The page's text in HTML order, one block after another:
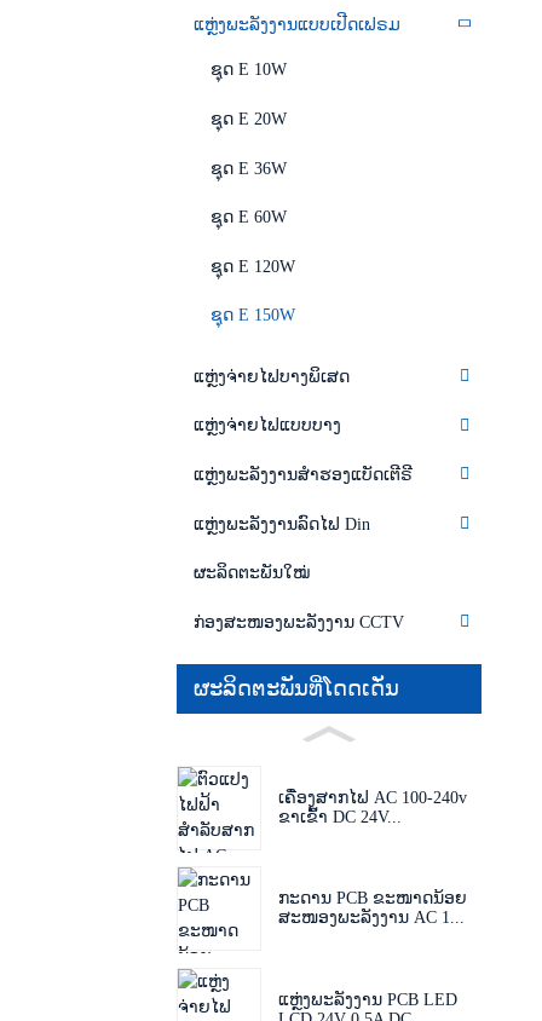
ແຫຼ່ງພະລັງງານແບບເປີດເຟຣມ
ຊຸດ E 10W
ຊຸດ E 20W
ຊຸດ E 36W
ຊຸດ E 60W
ຊຸດ E 120W
ຊຸດ E 150W
ແຫຼ່ງຈ່າຍໄຟບາງພິເສດ
ແຫຼ່ງຈ່າຍໄຟແບບບາງ
ແຫຼ່ງພະລັງງານສຳຮອງແບັດເຕີຣີ
ແຫຼ່ງພະລັງງານລົດໄຟ Din
ຜະລິດຕະພັນໃໝ່
ກ່ອງສະໜອງພະລັງງານ CCTV
ຜະລິດຕະພັນທີ່ໂດດເດັ່ນ
ເຄື່ອງສາກໄຟ AC 100-240v
ຂາເຂົ້າ DC 24V...
ກະດານ PCB ຂະໜາດນ້ອຍ
ສະໜອງພະລັງງານ AC 1...
ແຫຼ່ງພະລັງງານ PCB LED